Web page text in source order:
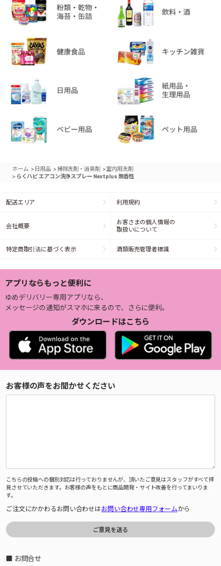
ホーム > 日用品 >掃除洗剤・消臭剤 >室内用洗剤
> らくハピ エアコン洗浄スプレー Nextplus 無香性
配送エリア 利用規約
会社概要
お客さまの個人情報の
取扱いについて
特定商取引法に基づく表示 酒類販売管理者標識
アプリならもっと便利に
ゆめデリバリー専用アプリなら、
メッセージの通知がスマホに来るので、さらに便利。
ダウンロードはこちら
お客様の声をお聞かせください
こちらの投稿への個別対応は行っておりませんが、頂いたご意見はスタッフがすべて拝
見させていただきます。お客様の声をもとに商品開発・サイト改善を行ってまいりま
す。
ご注文にかかわるお問い合わせはお問い合わせ専用フォームから
■ お問合せ